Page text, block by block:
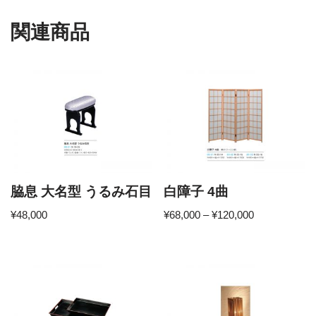
関連商品
脇息 大名型 うるみ石目
¥48,000
白障子 4曲
¥68,000 –¥120,000